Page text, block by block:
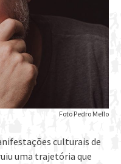
Foto Pedro Mello
culturais de
uma trajetória que